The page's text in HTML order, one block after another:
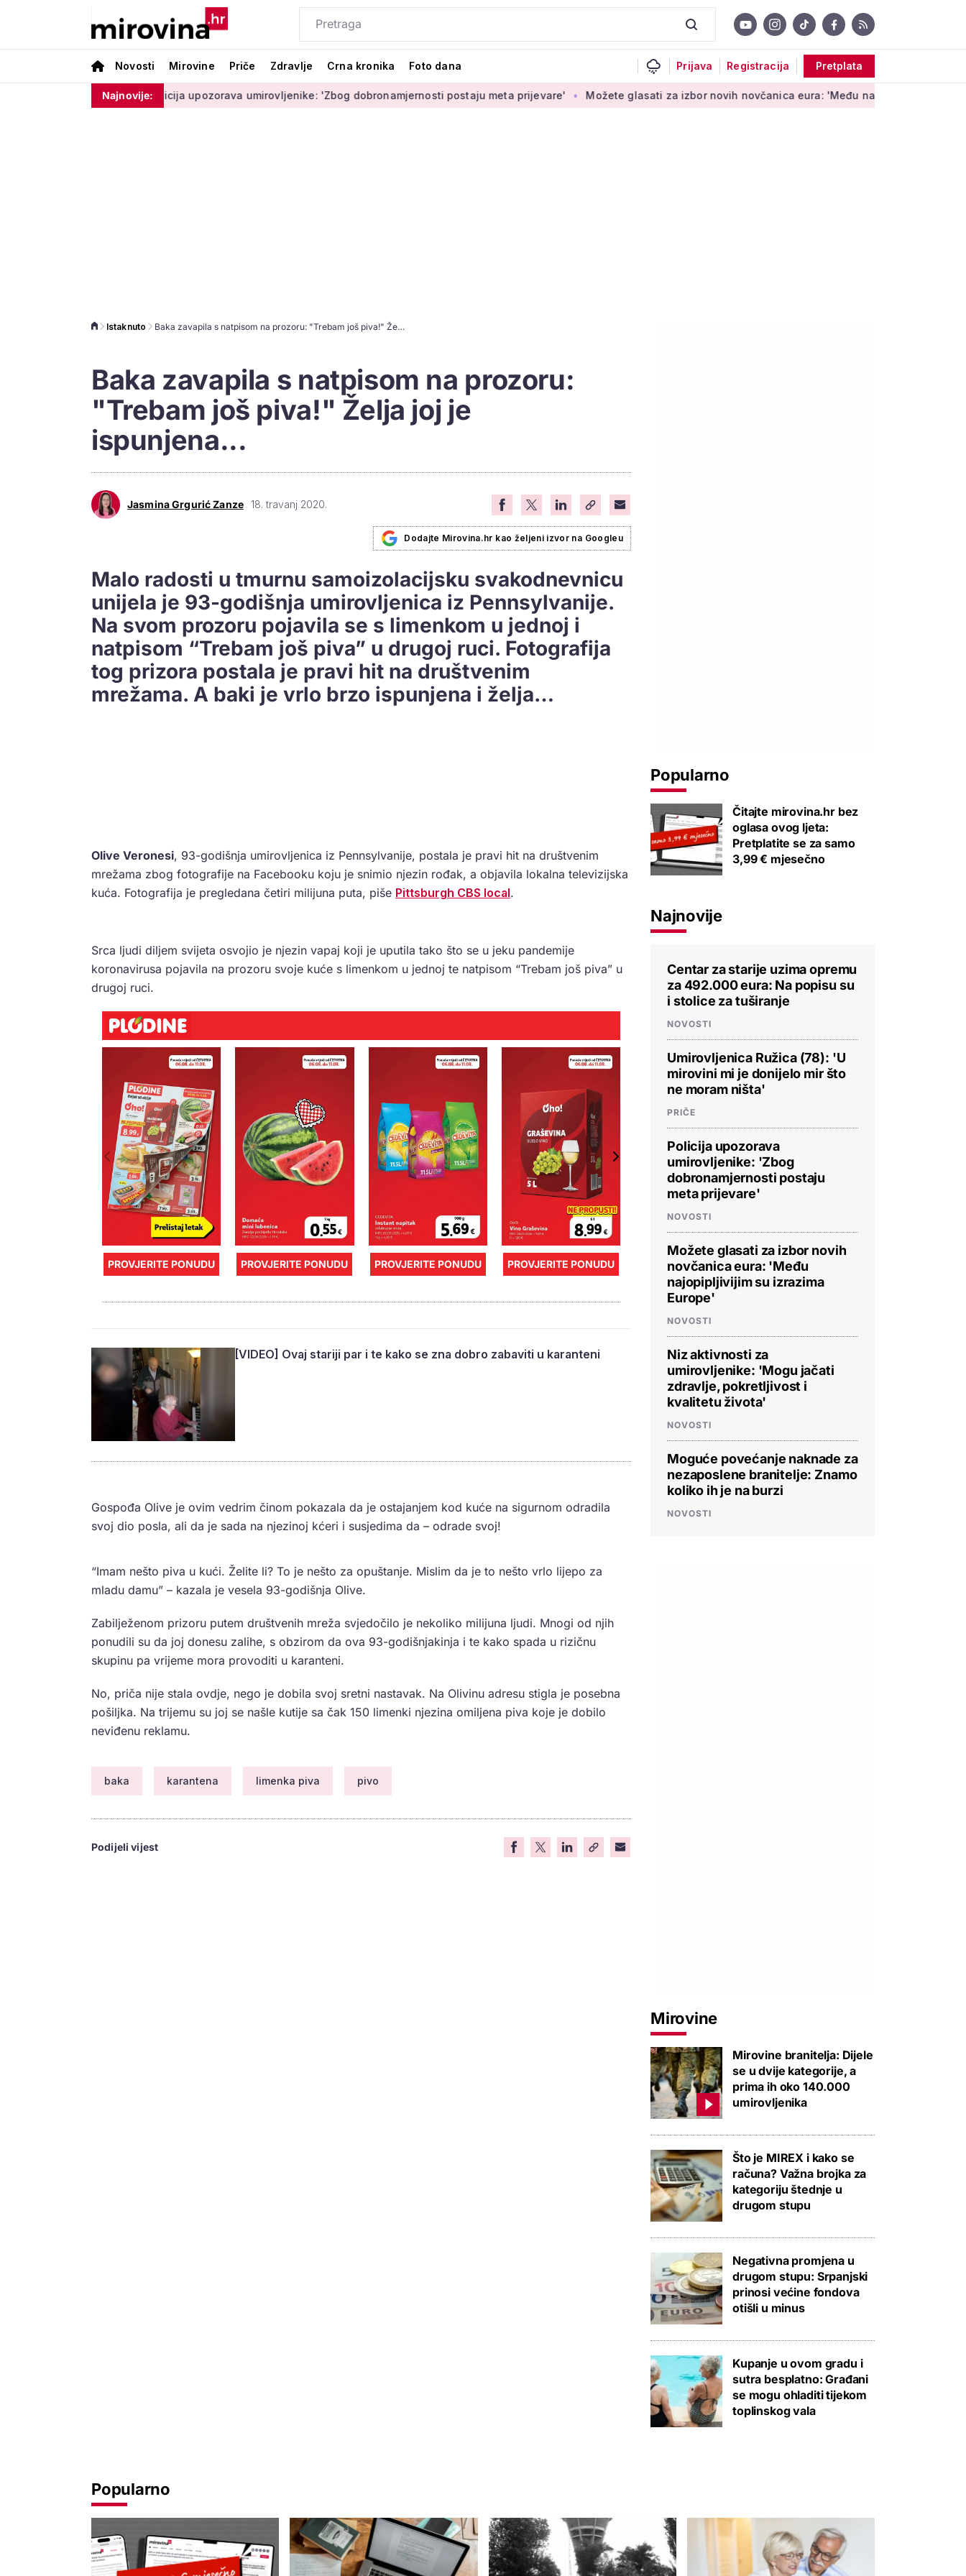
Novosti Mirovine Priče Zdravlje Crna kronika Foto dana Prijava Registracija Pretplata
Najnovije:
Policija upozorava umirovljenike: 'Zbog dobronamjernosti postaju meta prijevare' Možete glasati za izbor novih novčanica eura: 'Među najopipljivijim su izrazima
Istaknuto Baka zavapila s natpisom na prozoru: "Trebam još piva!" Želja joj je ispunjena...
Baka zavapila s natpisom na prozoru:
"Trebam još piva!" Želja joj je
ispunjena...
Jasmina Grgurić Zanze 18. travanj 2020.
Dodajte Mirovina.hr kao željeni izvor na Googleu
Malo radosti u tmurnu samoizolacijsku svakodnevnicu
unijela je 93-godišnja umirovljenica iz Pennsylvanije.
Na svom prozoru pojavila se s limenkom u jednoj i
natpisom “Trebam još piva” u drugoj ruci. Fotografija
tog prizora postala je pravi hit na društvenim
mrežama. A baki je vrlo brzo ispunjena i želja…
Olive Veronesi, 93-godišnja umirovljenica iz Pennsylvanije, postala je pravi hit na društvenim
mrežama zbog fotografije na Facebooku koju je snimio njezin rođak, a objavila lokalna televizijska
kuća. Fotografija je pregledana četiri milijuna puta, piše Pittsburgh CBS local.
Srca ljudi diljem svijeta osvojio je njezin vapaj koji je uputila tako što se u jeku pandemije
koronavirusa pojavila na prozoru svoje kuće s limenkom u jednoj te natpisom “Trebam još piva” u
drugoj ruci.
PROVJERITE PONUDU PROVJERITE PONUDU PROVJERITE PONUDU PROVJERITE PONUDU PROVJERITE PONUDU PROVJERITE PONUDU
[VIDEO] Ovaj stariji par i te kako se zna dobro zabaviti u karanteni
Gospođa Olive je ovim vedrim činom pokazala da je ostajanjem kod kuće na sigurnom odradila
svoj dio posla, ali da je sada na njezinoj kćeri i susjedima da – odrade svoj!
“Imam nešto piva u kući. Želite li? To je nešto za opuštanje. Mislim da je to nešto vrlo lijepo za
mladu damu” – kazala je vesela 93-godišnja Olive.
Zabilježenom prizoru putem društvenih mreža svjedočilo je nekoliko milijuna ljudi. Mnogi od njih
ponudili su da joj donesu zalihe, s obzirom da ova 93-godišnjakinja i te kako spada u rizičnu
skupinu pa vrijeme mora provoditi u karanteni.
No, priča nije stala ovdje, nego je dobila svoj sretni nastavak. Na Olivinu adresu stigla je posebna
pošiljka. Na trijemu su joj se našle kutije sa čak 150 limenki njezina omiljena piva koje je dobilo
neviđenu reklamu.
baka karantena limenka piva pivo
Podijeli vijest
Popularno
Čitajte mirovina.hr bez
oglasa ovog ljeta:
Pretplatite se za samo
3,99 € mjesečno
Najnovije
Centar za starije uzima opremu
za 492.000 eura: Na popisu su
i stolice za tuširanje
NOVOSTI
Umirovljenica Ružica (78): 'U
mirovini mi je donijelo mir što
ne moram ništa'
PRIČE
Policija upozorava
umirovljenike: 'Zbog
dobronamjernosti postaju
meta prijevare'
NOVOSTI
Možete glasati za izbor novih
novčanica eura: 'Među
najopipljivijim su izrazima
Europe'
NOVOSTI
Niz aktivnosti za
umirovljenike: 'Mogu jačati
zdravlje, pokretljivost i
kvalitetu života'
NOVOSTI
Moguće povećanje naknade za
nezaposlene branitelje: Znamo
koliko ih je na burzi
NOVOSTI
Mirovine
Mirovine branitelja: Dijele
se u dvije kategorije, a
prima ih oko 140.000
umirovljenika
Što je MIREX i kako se
računa? Važna brojka za
kategoriju štednje u
drugom stupu
Negativna promjena u
drugom stupu: Srpanjski
prinosi većine fondova
otišli u minus
Kupanje u ovom gradu i
sutra besplatno: Građani
se mogu ohladiti tijekom
toplinskog vala
Popularno